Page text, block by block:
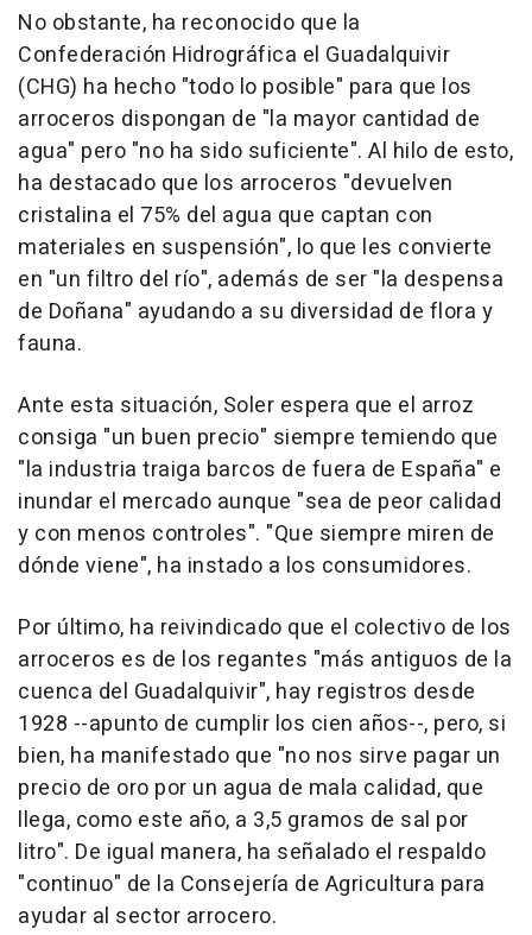
No obstante, ha reconocido que la
Confederación Hidrográfica el Guadalquivir
(CHG) ha hecho "todo lo posible" para que los
arroceros dispongan de "la mayor cantidad de
agua" pero "no ha sido suficiente". Al hilo de esto,
ha destacado que los arroceros "devuelven
cristalina el 75% del agua que captan con
materiales en suspensión", lo que les convierte
en "un filtro del río", además de ser "la despensa
de Doñana" ayudando a su diversidad de flora y
fauna.
Ante esta situación, Soler espera que el arroz
consiga "un buen precio" siempre temiendo que
"la industria traiga barcos de fuera de España" e
inundar el mercado aunque "sea de peor calidad
y con menos controles". "Que siempre miren de
dónde viene", ha instado a los consumidores.
Por último, ha reivindicado que el colectivo de los
arroceros es de los regantes "más antiguos de la
cuenca del Guadalquivir", hay registros desde
1928 --apunto de cumplir los cien años--, pero, si
bien, ha manifestado que "no nos sirve pagar un
precio de oro por un agua de mala calidad, que
llega, como este año, a 3,5 gramos de sal por
litro". De igual manera, ha señalado el respaldo
"continuo" de la Consejería de Agricultura para
ayudar al sector arrocero.